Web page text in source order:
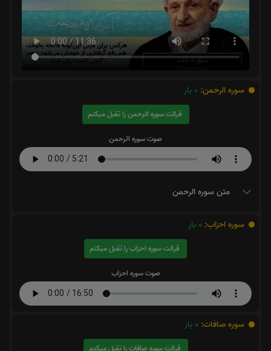
سوره الرحمن: 0 بار
قرائت سوره الرحمن را تقبل میکنم
صوت سوره الرحمن
متن سوره الرحمن
سوره احزاب: 0 بار
قرائت سوره احزاب را تقبل میکنم
صوت سوره احزاب
سوره صافات: 0 بار
قرائت سوره صافات را تقبل میکنم